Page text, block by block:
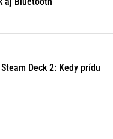
Deck 2: Kedy prídu